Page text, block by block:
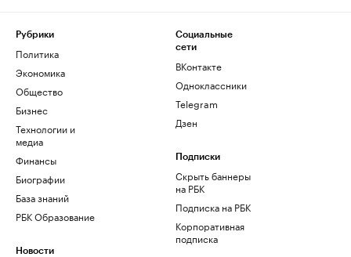
Рубрики
Политика
Экономика
Общество
Бизнес
Технологии и
медиа
Финансы
Биографии
База знаний
РБК Образование
Новости
Социальные
сети
ВКонтакте
Одноклассники
Telegram
Дзен
Подписки
Скрыть баннеры
на РБК
Подписка на РБК
Корпоративная
подписка